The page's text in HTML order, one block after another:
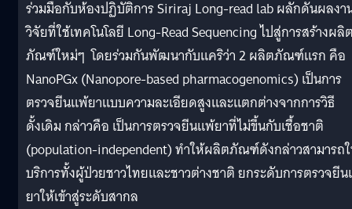
ร่วมมือกับห้องปฏิบัติการ Siriraj Long-read lab ผลักดันผลงา
วิจัยที่ใช้เทคโนโลยี Long-Read Sequencing ไปสู่การสร้างผลิ
ภัณฑ์ใหม่ๆ โดยร่วมกันพัฒนากับแคริว่า 2 ผลิตภัณฑ์แรก คือ
NanoPGx (Nanopore-based pharmacogenomics) เป็นการ
ตรวจยีนแพ้ยาแบบความละเอียดสูงและแตกต่างจากการวิธี
ดั้งเดิม กล่าวคือ เป็นการตรวจยีนแพ้ยาที่ไม่ขึ้นกับเชื้อชาติ
(population-independent) ทำให้ผลิตภัณฑ์ดังกล่าวสามารถ
บริการทั้งผู้ป่วยชาวไทยและชาวต่างชาติ ยกระดับการตรวจยี
ยาให้เข้าสู่ระดับสากล